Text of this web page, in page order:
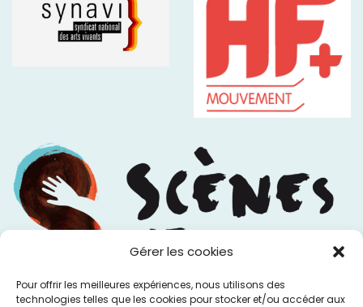
Gérer les cookies
Pour offrir les meilleures expériences, nous utilisons des
technologies telles que les cookies pour stocker et/ou accéder aux